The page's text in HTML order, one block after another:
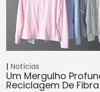
Notícias
Um Mergulho
Reciclagem De